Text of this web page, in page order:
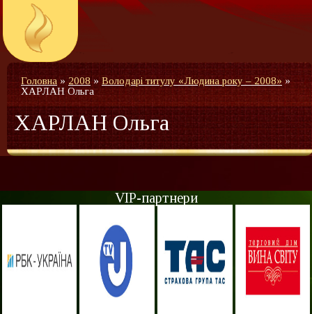
Головна »2008»Володарі титулу «Людина року – 2008» »
ХАРЛАН Ольга
ХАРЛАН Ольга
VIP-партнери